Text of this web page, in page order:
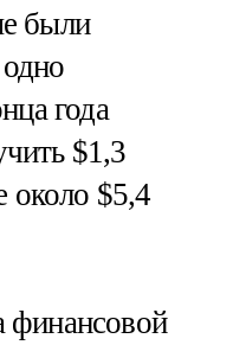
были
года
$1,3
около $5,4
финансовой